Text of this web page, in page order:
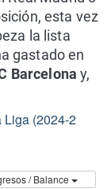
esta vez
la lista
gastado en
Barcelona y,